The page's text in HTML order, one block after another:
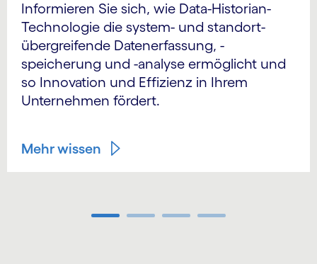
Informieren Sie sich, wie Data-Historian-
Technologie die system- und standort­
übergreifende Datenerfassung, -
speicherung und -analyse ermöglicht und
so Innovation und Effizienz in Ihrem
Unternehmen fördert.
Mehr wissen